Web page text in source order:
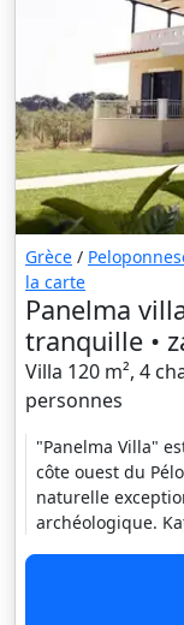
Grèce /
la carte
Panelma
tranquille •
Villa 120 m², 4
personnes
"Panelma Villa"
côte ouest du
naturelle
archéologique.